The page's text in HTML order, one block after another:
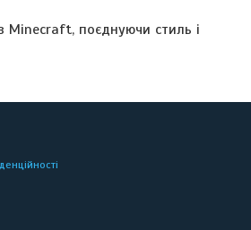
поєднуючи стиль і